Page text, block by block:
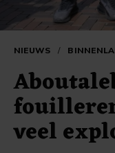
NIEUWS /
veel